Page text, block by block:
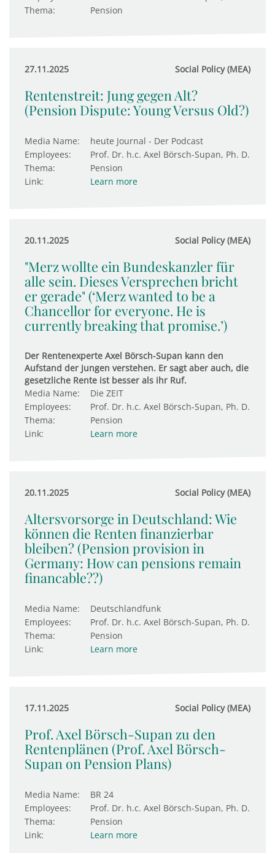
Thema:
Pension
27.11.2025 Social Policy (MEA)
Rentenstreit: Jung gegen Alt?
(Pension Dispute: Young Versus Old?)
Media Name:
heute Journal - Der Podcast
Employees:
Prof. Dr. h.c. Axel Börsch-Supan, Ph. D.
Thema:
Pension
Link:
Learn more
20.11.2025 Social Policy (MEA)
"Merz wollte ein Bundeskanzler für
alle sein. Dieses Versprechen bricht
er gerade" (‘Merz wanted to be a
Chancellor for everyone. He is
currently breaking that promise.’)
Der Rentenexperte Axel Börsch-Supan kann den
Aufstand der Jungen verstehen. Er sagt aber auch, die
gesetzliche Rente ist besser als ihr Ruf.
Media Name:
Die ZEIT
Employees:
Prof. Dr. h.c. Axel Börsch-Supan, Ph. D.
Thema:
Pension
Link:
Learn more
20.11.2025 Social Policy (MEA)
Altersvorsorge in Deutschland: Wie
können die Renten finanzierbar
bleiben? (Pension provision in
Germany: How can pensions remain
financable??)
Media Name:
Deutschlandfunk
Employees:
Prof. Dr. h.c. Axel Börsch-Supan, Ph. D.
Thema:
Pension
Link:
Learn more
17.11.2025 Social Policy (MEA)
Prof. Axel Börsch-Supan zu den
Rentenplänen (Prof. Axel Börsch-
Supan on Pension Plans)
Media Name:
BR 24
Employees:
Prof. Dr. h.c. Axel Börsch-Supan, Ph. D.
Thema:
Pension
Link:
Learn more